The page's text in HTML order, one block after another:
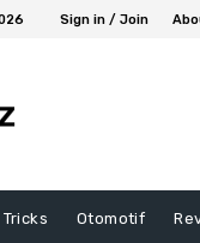
Sign in / Join
Otomotif